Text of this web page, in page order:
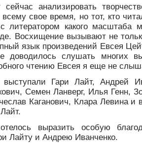
анализировать
всему свое время, но тот, кто
литератором какого
Восхищение вызывают не
язык произведений Евсея
доводилось слушать многих
чтению Евсея я еще не
выступали Гари Лайт, Андрей
Семен Ланверг, Илья Генн,
Каганович, Клара Левина и
выразить особую
Лайту и Андрею Иванченко.